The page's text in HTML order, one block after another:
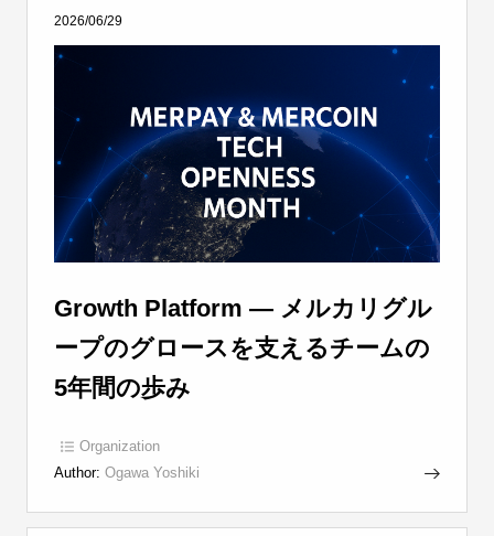
2026/06/29
Growth Platform ― メルカリグル
ープのグロースを支えるチームの
5年間の歩み
Organization
Author: Ogawa Yoshiki